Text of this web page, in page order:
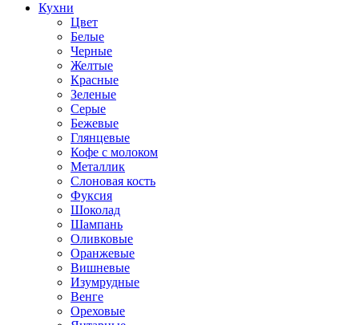
Кухни
Цвет
Белые
Черные
Желтые
Красные
Зеленые
Серые
Бежевые
Глянцевые
Кофе с молоком
Металлик
Слоновая кость
Фуксия
Шоколад
Шампань
Оливковые
Оранжевые
Вишневые
Изумрудные
Венге
Ореховые